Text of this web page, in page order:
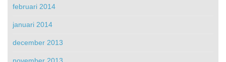
februari 2014
januari 2014
december 2013